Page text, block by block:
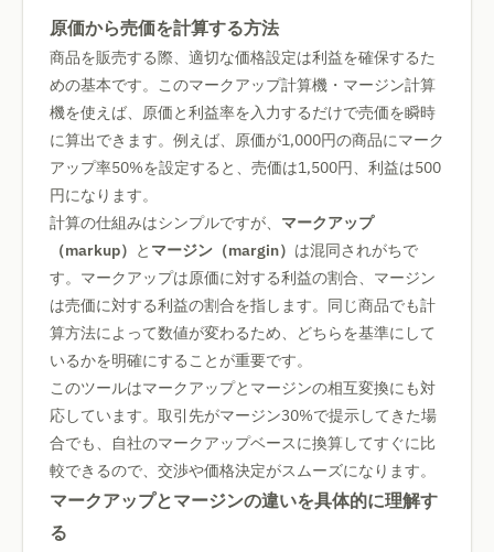
原価から売価を計算する方法
商品を販売する際、適切な価格設定は利益を確保するた
めの基本です。このマークアップ計算機・マージン計算
機を使えば、原価と利益率を入力するだけで売価を瞬時
に算出できます。例えば、原価が1,000円の商品にマーク
アップ率50%を設定すると、売価は1,500円、利益は500
円になります。
計算の仕組みはシンプルですが、 マークアップ
（markup） と マージン（margin） は混同されがちで
す。マークアップは原価に対する利益の割合、マージン
は売価に対する利益の割合を指します。同じ商品でも計
算方法によって数値が変わるため、どちらを基準にして
いるかを明確にすることが重要です。
このツールはマークアップとマージンの相互変換にも対
応しています。取引先がマージン30%で提示してきた場
合でも、自社のマークアップベースに換算してすぐに比
較できるので、交渉や価格決定がスムーズになります。
マークアップとマージンの違いを具体的に理解す
る